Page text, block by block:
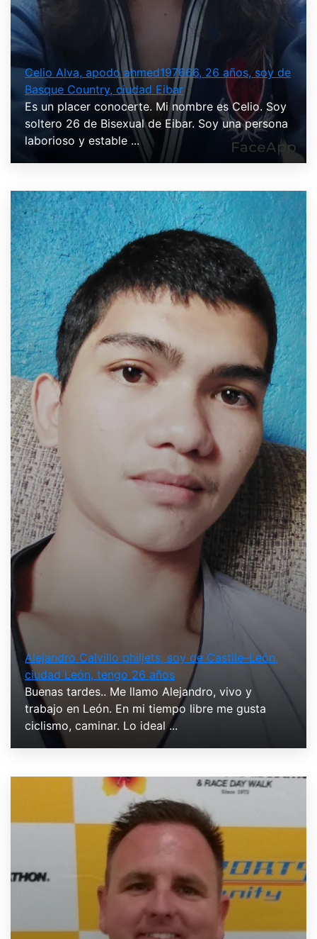
Celio Alva, apodo ahmed197666, 26 años, soy de
Basque Country, ciudad Eibar
Es un placer conocerte. Mi nombre es Celio. Soy
soltero 26 de Bisexual de Eibar. Soy una persona
laborioso y estable ...
Alejandro Calvillo philjets, soy de Castile–León,
ciudad León, tengo 26 años
Buenas tardes.. Me llamo Alejandro, vivo y
trabajo en León. En mi tiempo libre me gusta
ciclismo, caminar. Lo ideal ...